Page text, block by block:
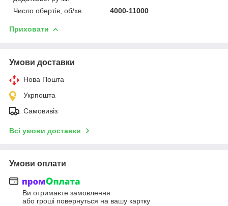
Число обертів, об/хв
4000-11000
Приховати
Умови доставки
Нова Пошта
Укрпошта
Самовивіз
Всі умови доставки
Умови оплати
Ви отримаєте замовлення
або гроші повернуться на вашу картку